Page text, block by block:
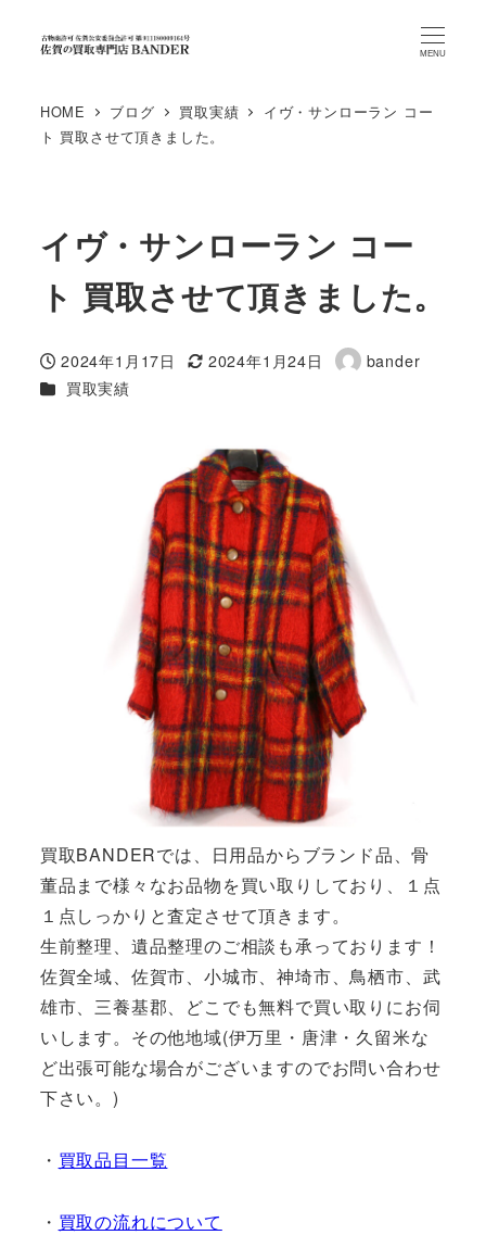
MENU
HOME ブログ 買取実績
イヴ・サンローラン コー
ト 買取させて頂きました。
イヴ・サンローラン コー
ト 買取させて頂きました。
投稿日
2024年1月17日
更新日
2024年1月24日
著
bander
カテゴリー
買取実績
買取BANDERでは、日用品からブランド品、骨
董品まで様々なお品物を買い取りしており、１点
１点しっかりと査定させて頂きます。
生前整理、遺品整理のご相談も承っております！
佐賀全域、佐賀市、小城市、神埼市、鳥栖市、武
雄市、三養基郡、どこでも無料で買い取りにお伺
いします。その他地域(伊万里・唐津・久留米な
ど出張可能な場合がございますのでお問い合わせ
下さい。)
・ 買取品目一覧
・ 買取の流れについて